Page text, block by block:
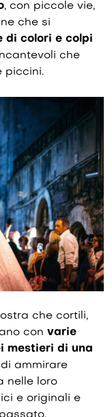
, con piccole vie,
che si
di colori e colpi
che
piccini.
che cortili,
con varie
mestieri di una
ammirare
nelle loro
e originali e